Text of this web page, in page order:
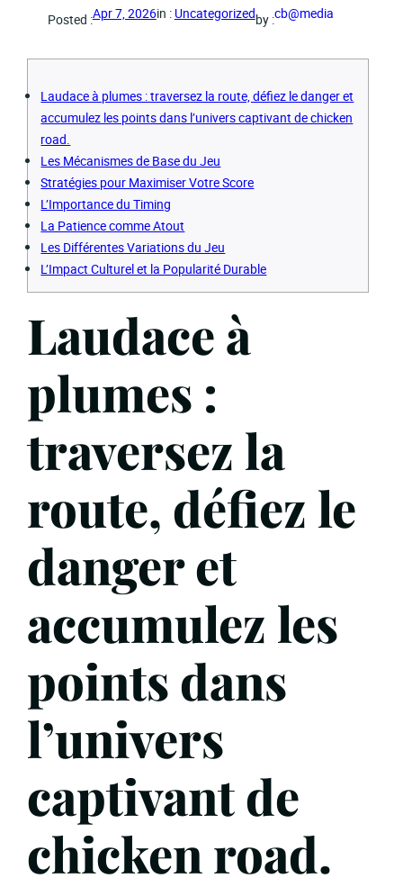
Posted :Apr 7, 2026in : Uncategorizedby :cb@media
Laudace à plumes : traversez la route, défiez le danger et
accumulez les points dans l’univers captivant de chicken
road.
Les Mécanismes de Base du Jeu
Stratégies pour Maximiser Votre Score
L’Importance du Timing
La Patience comme Atout
Les Différentes Variations du Jeu
L’Impact Culturel et la Popularité Durable
Laudace à
plumes :
traversez la
route, défiez le
danger et
accumulez les
points dans
l’univers
captivant de
chicken road.